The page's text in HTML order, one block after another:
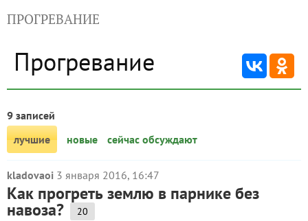
ПРОГРЕВАНИЕ
Прогревание
9 записей
лучшие
новые сейчас обсуждают
kladovaoi 3 января 2016, 16:47
Как прогреть землю в парнике без
навоза? 20